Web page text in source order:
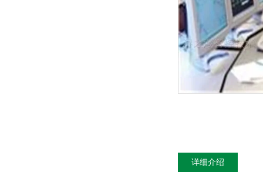
详细介绍